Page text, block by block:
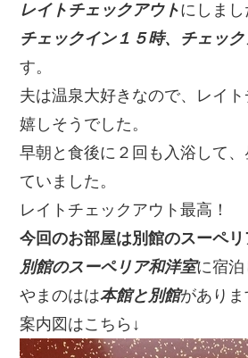
レイトチェックアウトにしまし
チェックイン１５時、チェッ
す。
夫は温泉大好きなので、レイ
嬉しそうでした。
早朝と食後に２回も入浴して
ていました。
レイトチェックアウト最高！
今回のお部屋は別館のスーペ
別館のスーペリア和洋室に宿泊
やまのはは本館と別館がありま
案内図はこちら↓